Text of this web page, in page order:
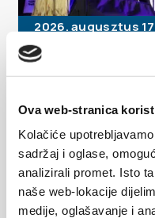
Ova web-stranica
Kolačiće
sadržaj i oglase,
analizirali promet. Isto
naše web-lokacije
medije, oglašavanje i
hu
Villa Nika, Kamberovo
21216 Kaštel Stari,
2026. augusztus
Arias under
OLVASS TOVÁBB